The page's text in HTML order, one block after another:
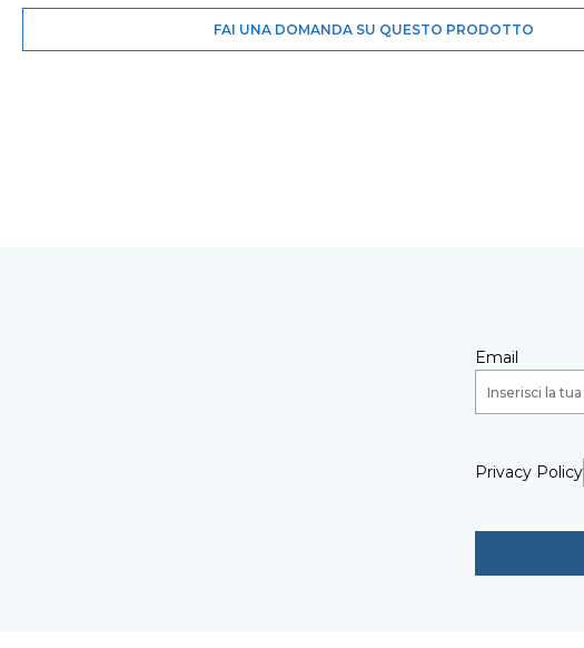
FAI UNA DOMANDA SU QUESTO PRODOTTO
Email
Privacy Policy